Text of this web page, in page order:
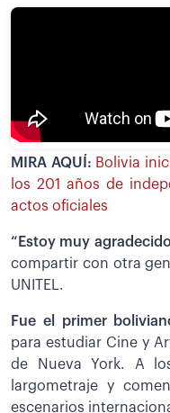
MIRA AQUÍ: Bolivia
los 201 años de
actos oficiales
“Estoy muy
compartir con otra
UNITEL.
Fue el primer
para estudiar Cine y
de Nueva York. A
largometraje y
escenarios